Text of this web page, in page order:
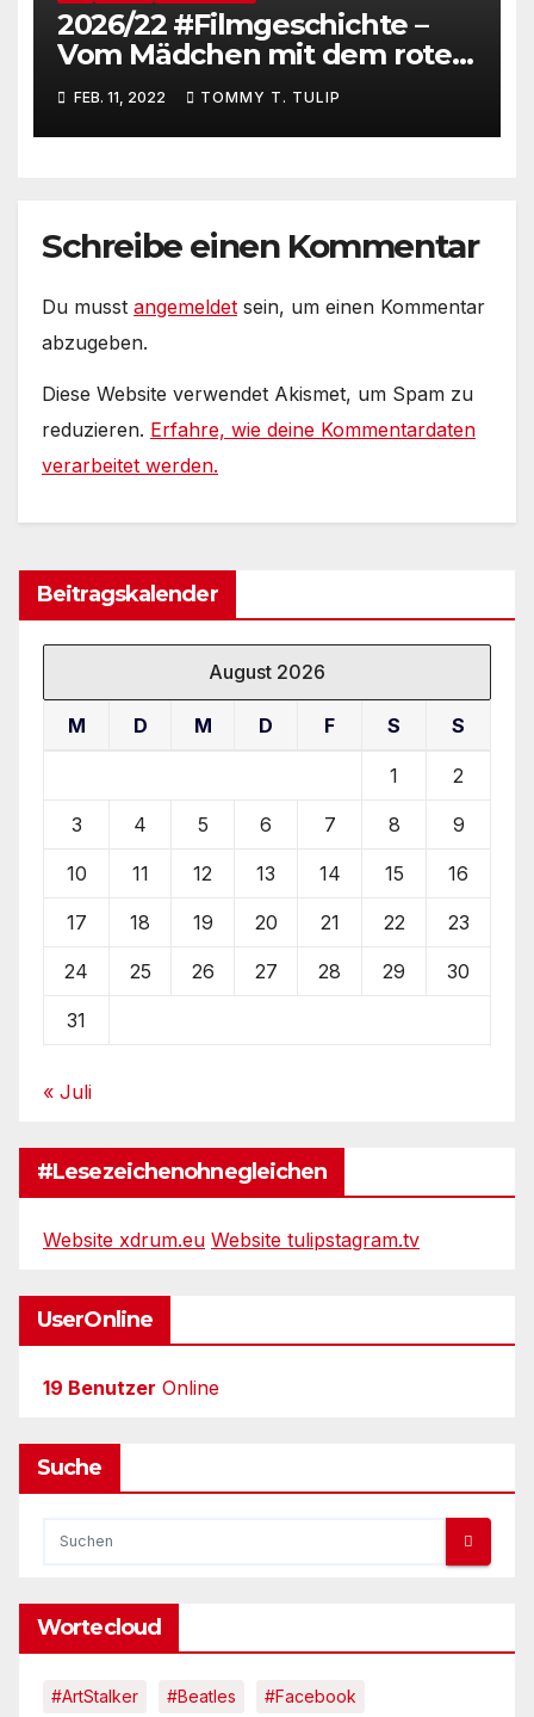
2026/22 #Filmgeschichte –
Vom Mädchen mit dem roten
Kleid #SchindlersListe
FEB. 11, 2022 TOMMY T. TULIP
Schreibe einen Kommentar
Du musst angemeldet sein, um einen Kommentar
abzugeben.
Diese Website verwendet Akismet, um Spam zu
reduzieren. Erfahre, wie deine Kommentardaten
verarbeitet werden.
Beitragskalender
August 2026
M D M D F S S
1 2
3 4 5 6 7 8 9
10 11 12 13 14 15 16
17 18 19 20 21 22 23
24 25 26 27 28 29 30
31
« Juli
#Lesezeichenohnegleichen
Website xdrum.eu Website tulipstagram.tv
UserOnline
19 Benutzer Online
Suche
Wortecloud
#ArtStalker #Beatles #Facebook